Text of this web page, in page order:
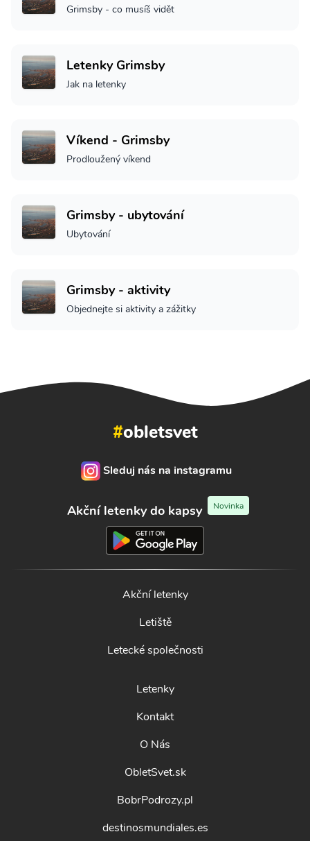
Grimsby - co musíš vidět
Letenky Grimsby
Jak na letenky
Víkend - Grimsby
Prodloužený víkend
Grimsby - ubytování
Ubytování
Grimsby - aktivity
Objednejte si aktivity a zážitky
#obletsvet
Sleduj nás na instagramu
Akční letenky do kapsy Novinka
Akční letenky
Letiště
Letecké společnosti
Letenky
Kontakt
O Nás
ObletSvet.sk
BobrPodrozy.pl
destinosmundiales.es